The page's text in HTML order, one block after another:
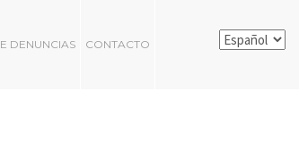
DENUNCIAS CONTACTO